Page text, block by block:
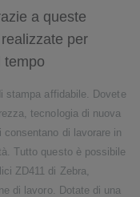
a queste
per
tempo
stampa affidabile. Dovete
tecnologia di nuova
di lavorare in
Tutto questo è possibile
ZD411 di Zebra,
di lavoro. Dotate di una